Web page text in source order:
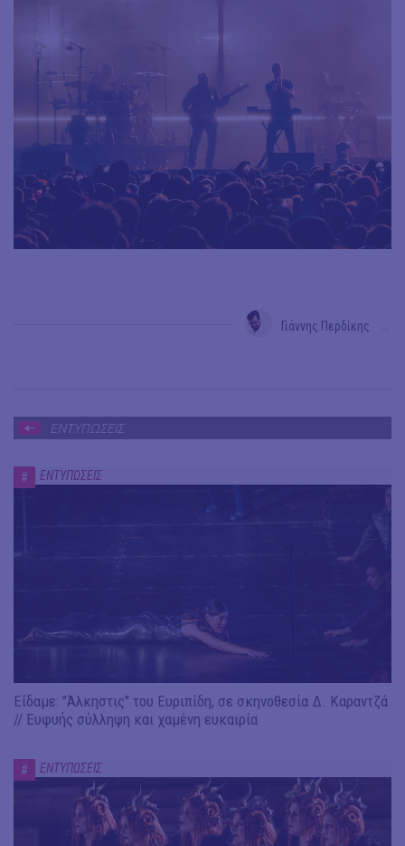
Γιάννης Περδίκης
ΕΝΤΥΠΩΣΕΙΣ
# ΕΝΤΥΠΩΣΕΙΣ
Είδαμε: "Άλκηστις" του Ευριπίδη, σε σκηνοθεσία Δ. Καραντζά
// Ευφυής σύλληψη και χαμένη ευκαιρία
# ΕΝΤΥΠΩΣΕΙΣ